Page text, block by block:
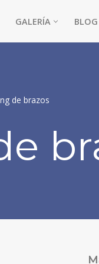
GALERÍA BLOG
de brazos